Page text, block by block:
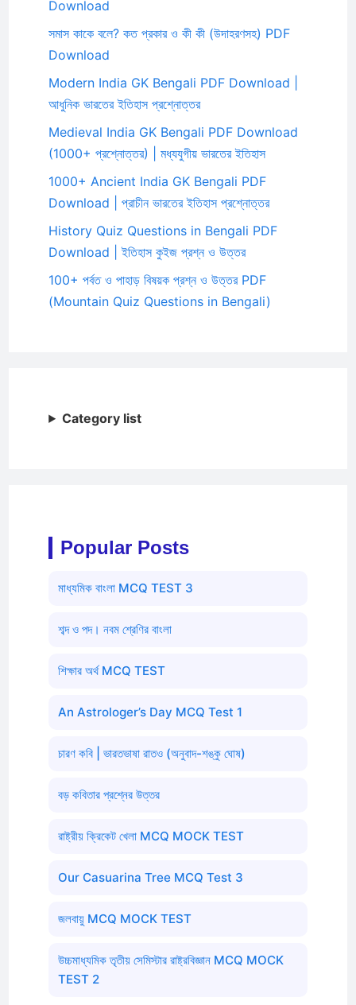
Download
সমাস কাকে বলে? কত প্রকার ও কী কী (উদাহরণসহ) PDF
Download
Modern India GK Bengali PDF Download |
আধুনিক ভারতের ইতিহাস প্রশ্নোত্তর
Medieval India GK Bengali PDF Download
(1000+ প্রশ্নোত্তর) | মধ্যযুগীয় ভারতের ইতিহাস
1000+ Ancient India GK Bengali PDF
Download | প্রাচীন ভারতের ইতিহাস প্রশ্নোত্তর
History Quiz Questions in Bengali PDF
Download | ইতিহাস কুইজ প্রশ্ন ও উত্তর
100+ পর্বত ও পাহাড় বিষয়ক প্রশ্ন ও উত্তর PDF
(Mountain Quiz Questions in Bengali)
Category list
Popular Posts
মাধ্যমিক বাংলা MCQ TEST 3
শব্দ ও পদ। নবম শ্রেণির বাংলা
শিক্ষার অর্থ MCQ TEST
An Astrologer’s Day MCQ Test 1
চারণ কবি | ভারতভাষা রাতও (অনুবাদ-শঙ্কু ঘোষ)
বড় কবিতার প্রশ্নের উত্তর
রাষ্ট্রীয় ক্রিকেট খেলা MCQ MOCK TEST
Our Casuarina Tree MCQ Test 3
জলবায়ু MCQ MOCK TEST
উচ্চমাধ্যমিক তৃতীয় সেমিস্টার রাষ্ট্রবিজ্ঞান MCQ MOCK
TEST 2